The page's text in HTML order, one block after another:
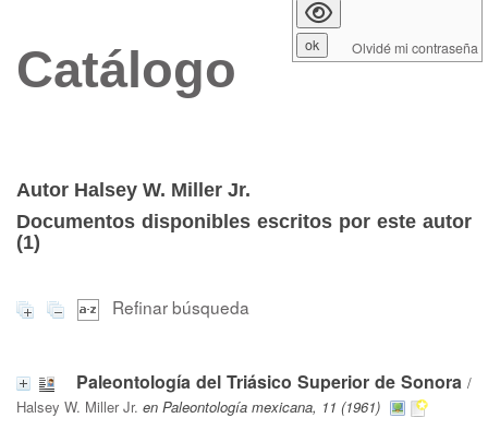
Catálogo
Autor Halsey W. Miller Jr.
Documentos disponibles escritos por este autor
(1)
Refinar búsqueda
Paleontología del Triásico Superior de Sonora /
Halsey W. Miller Jr. en Paleontología mexicana, 11 (1961)
Olvidé mi contraseña